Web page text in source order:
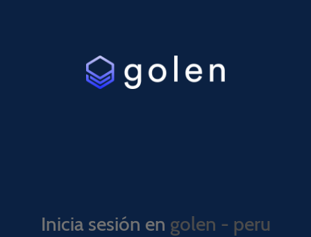
Inicia sesión en golen - peru